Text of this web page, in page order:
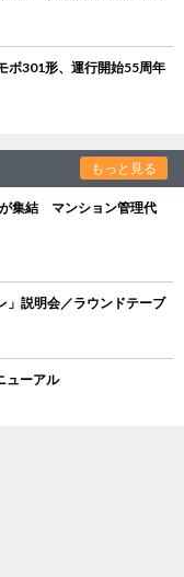
ボ301形、運行開始55周年
もっと見る
が集結 マンション管理代
説明会／ラウンドテーブ
ューアル